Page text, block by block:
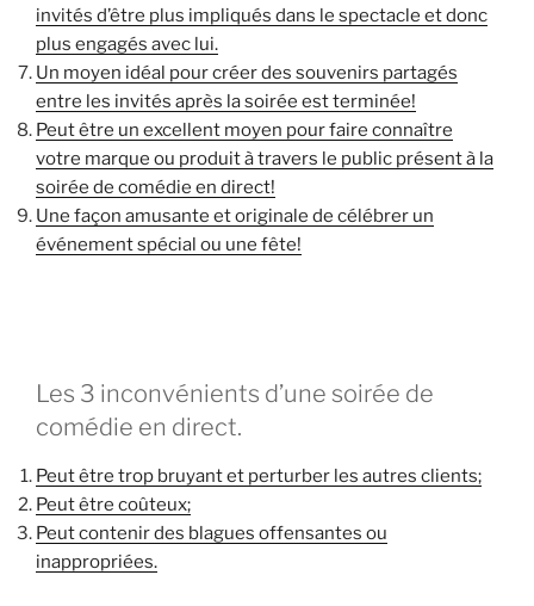
invités d’être plus impliqués dans le spectacle et donc
plus engagés avec lui.
Un moyen idéal pour créer des souvenirs partagés
entre les invités après la soirée est terminée!
Peut être un excellent moyen pour faire connaître
votre marque ou produit à travers le public présent à la
soirée de comédie en direct!
Une façon amusante et originale de célébrer un
événement spécial ou une fête!
Les 3 inconvénients d’une soirée de
comédie en direct.
Peut être trop bruyant et perturber les autres clients;
Peut être coûteux;
Peut contenir des blagues offensantes ou
inappropriées.